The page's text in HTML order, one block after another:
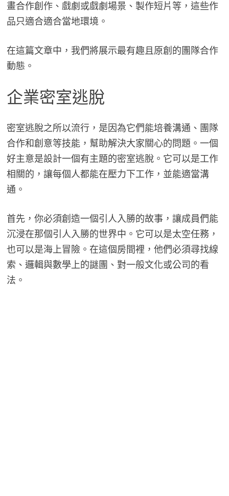
畫合作創作、戲劇或戲劇場景、製作短片等，這些作
品只適合適合當地環境。
在這篇文章中，我們將展示最有趣且原創的團隊合作
動態。
企業密室逃脫
密室逃脫之所以流行，是因為它們能培養溝通、團隊
合作和創意等技能，幫助解決大家關心的問題。一個
好主意是設計一個有主題的密室逃脫。它可以是工作
相關的，讓每個人都能在壓力下工作，並能適當溝
通。
首先，你必須創造一個引人入勝的故事，讓成員們能
沉浸在那個引人入勝的世界中。它可以是太空任務，
也可以是海上冒險。在這個房間裡，他們必須尋找線
索、邏輯與數學上的謎團、對一般文化或公司的看
法。